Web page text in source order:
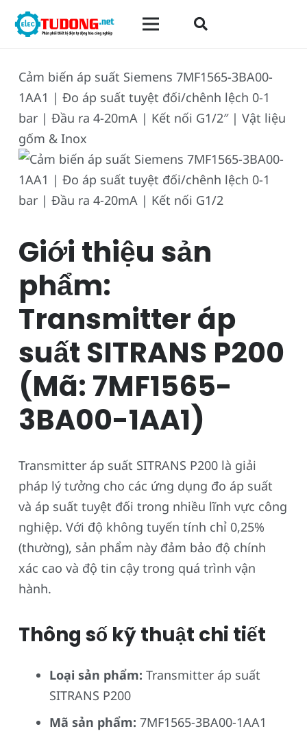
Cảm biến áp suất Siemens 7MF1565-3BA00-
1AA1 | Đo áp suất tuyệt đối/chênh lệch 0-1
bar | Đầu ra 4-20mA | Kết nối G1/2″ | Vật liệu
gốm & Inox
Giới thiệu sản
phẩm:
Transmitter áp
suất SITRANS P200
(Mã: 7MF1565-
3BA00-1AA1)
Transmitter áp suất SITRANS P200 là giải
pháp lý tưởng cho các ứng dụng đo áp suất
và áp suất tuyệt đối trong nhiều lĩnh vực công
nghiệp. Với độ không tuyến tính chỉ 0,25%
(thường), sản phẩm này đảm bảo độ chính
xác cao và độ tin cậy trong quá trình vận
hành.
Thông số kỹ thuật chi tiết
Loại sản phẩm: Transmitter áp suất
SITRANS P200
Mã sản phẩm: 7MF1565-3BA00-1AA1